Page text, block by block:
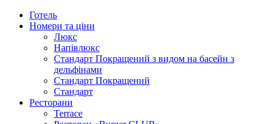
Готель
Номери та ціни
Люкс
Напівлюкс
Стандарт Покращений з видом на басейн з
дельфінами
Стандарт Покращений
Стандарт
Ресторани
Terrace